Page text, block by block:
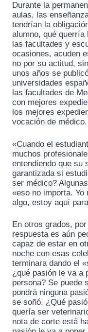
Durante la
aulas, las
tendrían la
alumno, qué querría
las facultades y
ocasiones, acuden
no por su actitud,
unos años se
universidades
las facultades de
con mejores
los mejores
vocación de médico.
«Cuando el
muchos
entendiendo que su
garantizada si
ser médico?
«eso no importa.
algo, estoy aquí
En otros grados,
respuesta es aún
capaz de estar en
noche con esas
terminara dando el
¿qué pasión le va a
persona? Se puede
pondrá ninguna
se soñó. ¿Qué
quería ser
nota de corte está